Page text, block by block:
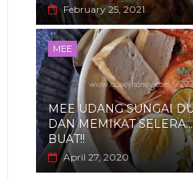
February 25, 2021
MEE
MEE UDANG SUNGAI
DAN MEMIKAT
BUAT!!
April 27, 2020